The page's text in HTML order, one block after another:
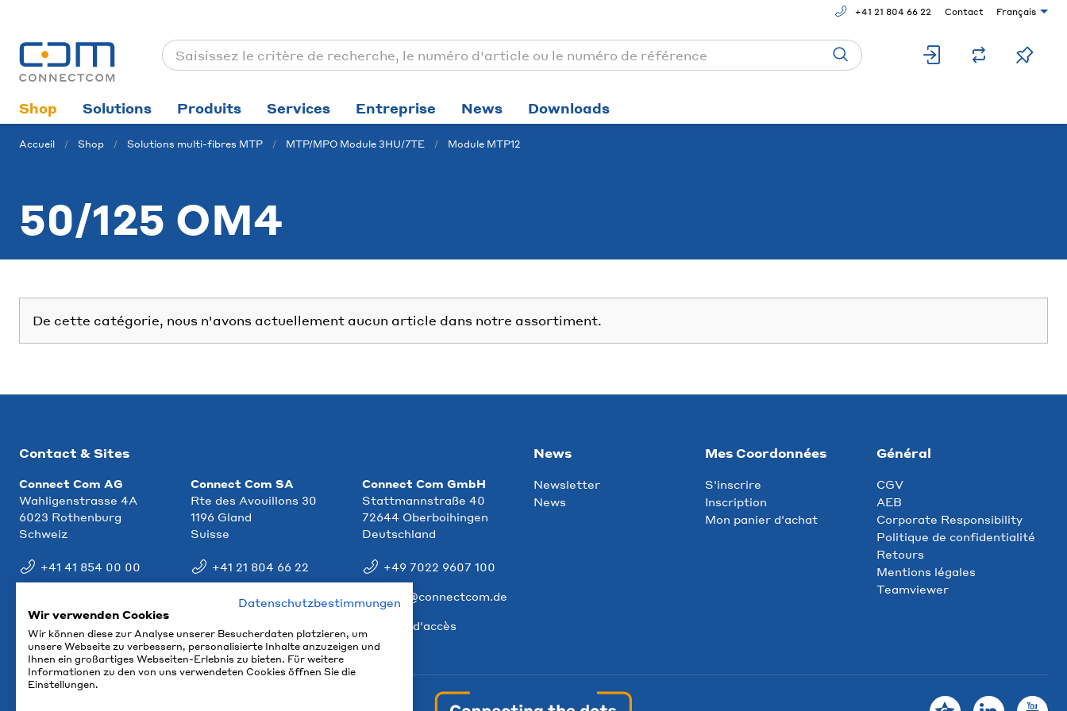
+41 21 804 66 22 Contact Français
Shop Solutions Produits Services Entreprise News Downloads
Accueil Shop Solutions multi-fibres MTP MTP/MPO Module 3HU/7TE Module MTP12
50/125 OM4
De cette catégorie, nous n'avons actuellement aucun article dans notre assortiment.
Contact & Sites
Connect Com AG
Wahligenstrasse 4A
6023 Rothenburg
Schweiz
+41 41 854 00 00
Connect Com SA
Rte des Avouillons 30
1196 Gland
Suisse
+41 21 804 66 22
info@ccm.ch
Connect Com GmbH
Stattmannstraße 40
72644 Oberboihingen
Deutschland
+49 7022 9607 100
info@connectcom.de
Plan d'accès
News
Newsletter
News
Mes Coordonnées
S'inscrire
Inscription
Mon panier d'achat
Général
CGV
AEB
Corporate Responsibility
Politique de confidentialité
Retours
Mentions légales
Teamviewer
Datenschutzbestimmungen
Wir verwenden Cookies
Wir können diese zur Analyse unserer Besucherdaten platzieren, um
unsere Webseite zu verbessern, personalisierte Inhalte anzuzeigen und
Ihnen ein großartiges Webseiten-Erlebnis zu bieten. Für weitere
Informationen zu den von uns verwendeten Cookies öffnen Sie die
Einstellungen.